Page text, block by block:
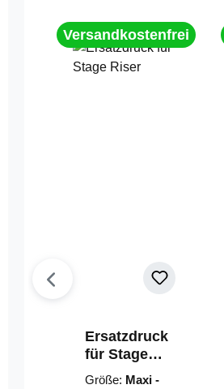
Versandkostenfrei
Ersatzdruck
für Stage
Riser
Größe: Maxi -